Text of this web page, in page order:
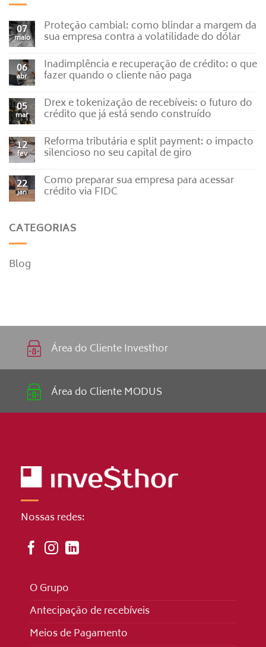
07
maio
Proteção cambial: como blindar a margem da
sua empresa contra a volatilidade do dólar
comentário
em
Proteção
cambial:
a
margem
da
empresa
contra
a
volatilidade
06
abr
Inadimplência e recuperação de crédito: o que
fazer quando o cliente não paga
comentário
em
Inadimplência
e
crédito:
o
que
o
cliente
não
05
mar
Drex e tokenização de recebíveis: o futuro do
crédito que já está sendo construído
comentário
em
Drex
e
recebíveis:
o
futuro
já
está
12
fev
Reforma tributária e split payment: o impacto
silencioso no seu capital de giro
comentário
em
Reforma
tributária
o
impacto
22
jan
Como preparar sua empresa para acessar
crédito via FIDC
Como
preparar
CATEGORIAS
Blog
Área do Cliente Investhor
Área do Cliente MODUS
Nossas redes:
O Grupo
Antecipação de recebíveis
Meios de Pagamento